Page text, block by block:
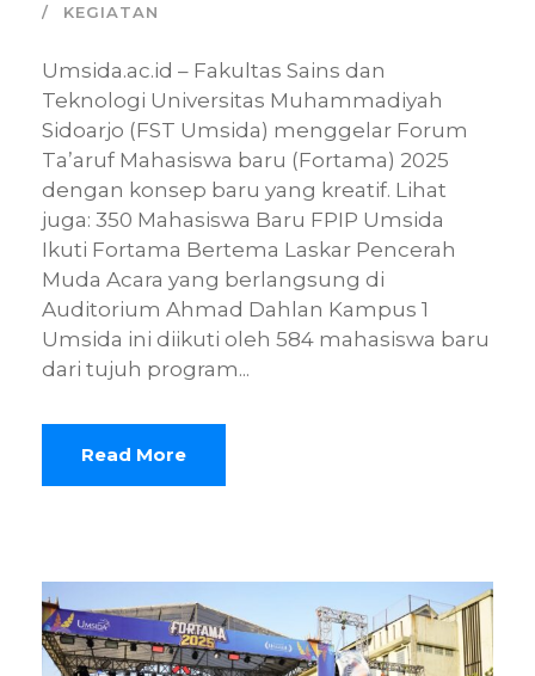
KEGIATAN
Umsida.ac.id – Fakultas Sains dan
Teknologi Universitas Muhammadiyah
Sidoarjo (FST Umsida) menggelar Forum
Ta’aruf Mahasiswa baru (Fortama) 2025
dengan konsep baru yang kreatif. Lihat
juga: 350 Mahasiswa Baru FPIP Umsida
Ikuti Fortama Bertema Laskar Pencerah
Muda Acara yang berlangsung di
Auditorium Ahmad Dahlan Kampus 1
Umsida ini diikuti oleh 584 mahasiswa baru
dari tujuh program...
Read More